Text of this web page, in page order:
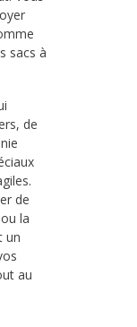
sacs à
de
de
la
un
au